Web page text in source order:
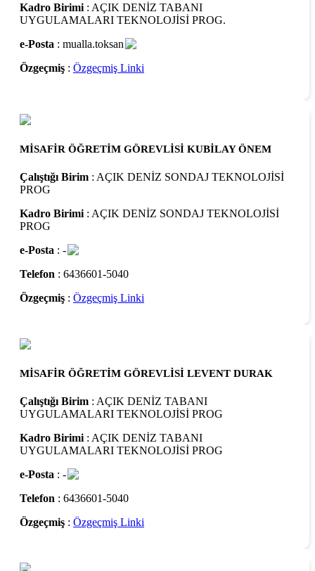
Kadro Birimi : AÇIK DENİZ TABANI
UYGULAMALARI TEKNOLOJİSİ PROG.
e-Posta : mualla.toksan
Özgeçmiş : Özgeçmiş Linki
MİSAFİR ÖĞRETİM GÖREVLİSİ KUBİLAY ÖNEM
Çalıştığı Birim : AÇIK DENİZ SONDAJ TEKNOLOJİSİ
PROG
Kadro Birimi : AÇIK DENİZ SONDAJ TEKNOLOJİSİ
PROG
e-Posta : -
Telefon : 6436601-5040
Özgeçmiş : Özgeçmiş Linki
MİSAFİR ÖĞRETİM GÖREVLİSİ LEVENT DURAK
Çalıştığı Birim : AÇIK DENİZ TABANI
UYGULAMALARI TEKNOLOJİSİ PROG
Kadro Birimi: AÇIK DENİZ TABANI
UYGULAMALARI TEKNOLOJİSİ PROG
e-Posta : -
Telefon : 6436601-5040
Özgeçmiş : Özgeçmiş Linki